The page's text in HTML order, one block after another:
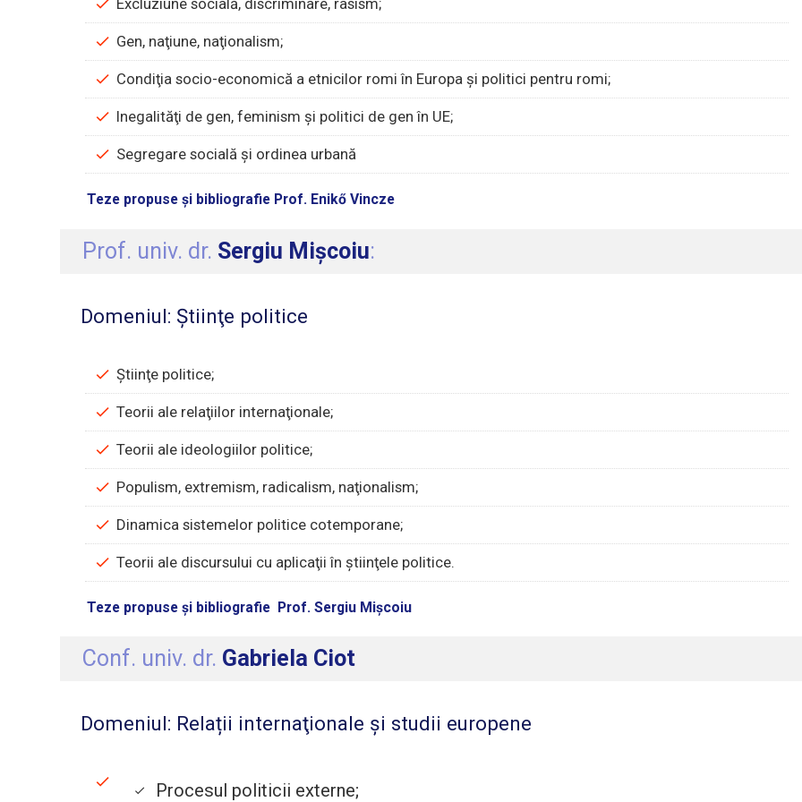
Excluziune socială, discriminare, rasism;
Gen, naţiune, naţionalism;
Condiţia socio-economică a etnicilor romi în Europa şi politici pentru romi;
Inegalităţi de gen, feminism şi politici de gen în UE;
Segregare socială şi ordinea urbană
Teze propuse și bibliografie Prof. Enikő Vincze
Prof. univ. dr. Sergiu Mişcoiu:
Domeniul: Știinţe politice
Știinţe politice;
Teorii ale relaţiilor internaţionale;
Teorii ale ideologiilor politice;
Populism, extremism, radicalism, naţionalism;
Dinamica sistemelor politice cotemporane;
Teorii ale discursului cu aplicaţii în ştiinţele politice.
Teze propuse și bibliografie Prof. Sergiu Mișcoiu
Conf. univ. dr. Gabriela Ciot
Domeniul: Relații internaţionale şi studii europene
Procesul politicii externe;